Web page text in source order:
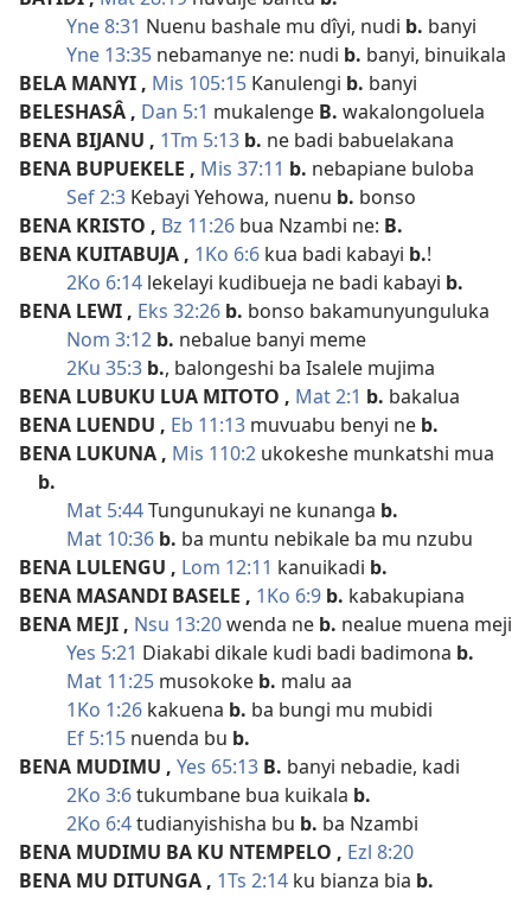
Yne 8:31 Nuenu bashale mu dîyi, nudi b. banyi
Yne 13:35 nebamanye ne: nudi b. banyi, binuikala
BELA MANYI , Mis 105:15 Kanulengi b. banyi
BELESHASÂ , Dan 5:1 mukalenge B. wakalongoluela
BENA BIJANU , 1Tm 5:13 b. ne badi babuelakana
BENA BUPUEKELE , Mis 37:11 b. nebapiane buloba
Sef 2:3 Kebayi Yehowa, nuenu b. bonso
BENA KRISTO , Bz 11:26 bua Nzambi ne: B.
BENA KUITABUJA , 1Ko 6:6 kua badi kabayi b.!
2Ko 6:14 lekelayi kudibueja ne badi kabayi b.
BENA LEWI , Eks 32:26 b. bonso bakamunyunguluka
Nom 3:12 b. nebalue banyi meme
2Ku 35:3 b., balongeshi ba Isalele mujima
BENA LUBUKU LUA MITOTO , Mat 2:1 b. bakalua
BENA LUENDU , Eb 11:13 muvuabu benyi ne b.
BENA LUKUNA , Mis 110:2 ukokeshe munkatshi mua
b.
Mat 5:44Tungunukayi ne kunanga b.
Mat 10:36 b. ba muntu nebikale ba mu nzubu
BENA LULENGU , Lom 12:11 kanuikadi b.
BENA MASANDI BASELE , 1Ko 6:9 b. kabakupiana
BENA MEJI , Nsu 13:20wenda ne b. nealue muena meji
Yes 5:21 Diakabi dikale kudi badi badimona b.
Mat 11:25 musokoke b. malu aa
1Ko 1:26 kakuena b. ba bungi mu mubidi
Ef 5:15 nuenda bu b.
BENA MUDIMU , Yes 65:13 B. banyi nebadie, kadi
2Ko 3:6tukumbane bua kuikala b.
2Ko 6:4tudianyishisha bu b. ba Nzambi
BENA MUDIMU BA KU NTEMPELO , Ezl 8:20
BENA MU DITUNGA , 1Ts 2:14 ku bianza bia b.